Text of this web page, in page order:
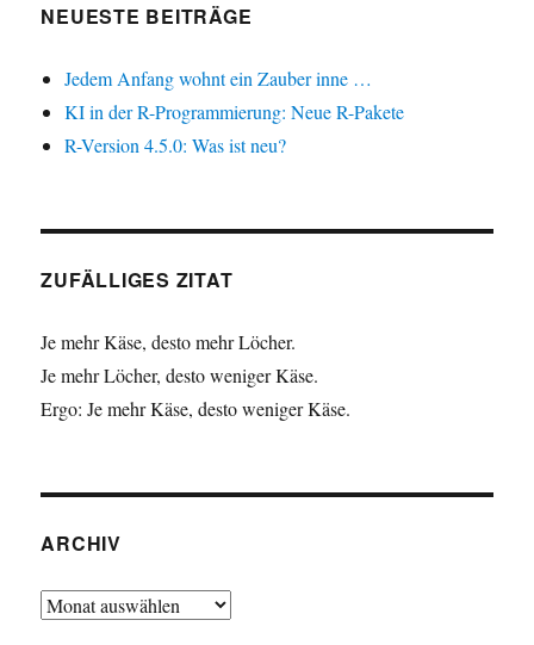
NEUESTE BEITRÄGE
Jedem Anfang wohnt ein Zauber inne …
KI in der R-Programmierung: Neue R-Pakete
R-Version 4.5.0: Was ist neu?
ZUFÄLLIGES ZITAT
Je mehr Käse, desto mehr Löcher.
Je mehr Löcher, desto weniger Käse.
Ergo: Je mehr Käse, desto weniger Käse.
ARCHIV
Archiv